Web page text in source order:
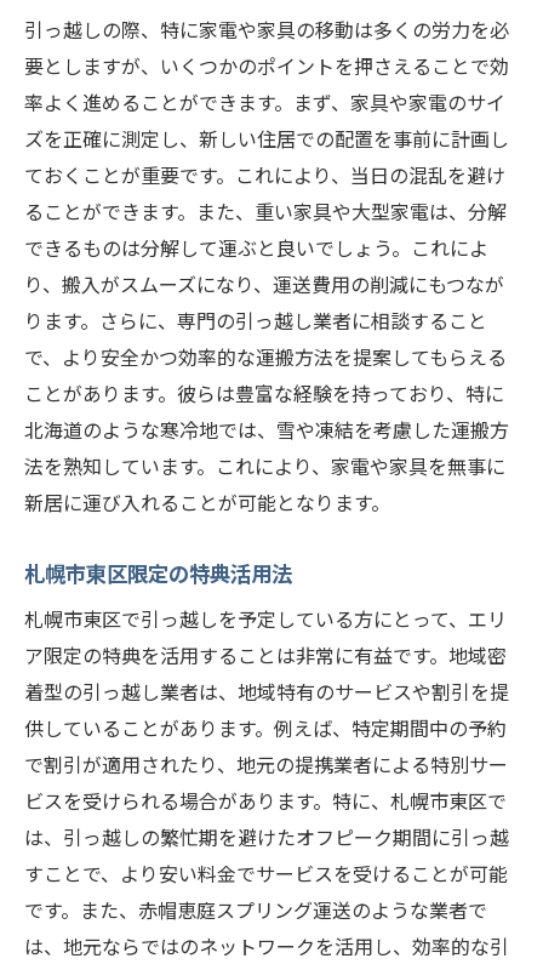
引っ越しの際、特に家電や家具の移動は多くの労力を必
要としますが、いくつかのポイントを押さえることで効
率よく進めることができます。まず、家具や家電のサイ
ズを正確に測定し、新しい住居での配置を事前に計画し
ておくことが重要です。これにより、当日の混乱を避け
ることができます。また、重い家具や大型家電は、分解
できるものは分解して運ぶと良いでしょう。これによ
り、搬入がスムーズになり、運送費用の削減にもつなが
ります。さらに、専門の引っ越し業者に相談すること
で、より安全かつ効率的な運搬方法を提案してもらえる
ことがあります。彼らは豊富な経験を持っており、特に
北海道のような寒冷地では、雪や凍結を考慮した運搬方
法を熟知しています。これにより、家電や家具を無事に
新居に運び入れることが可能となります。
札幌市東区限定の特典活用法
札幌市東区で引っ越しを予定している方にとって、エリ
ア限定の特典を活用することは非常に有益です。地域密
着型の引っ越し業者は、地域特有のサービスや割引を提
供していることがあります。例えば、特定期間中の予約
で割引が適用されたり、地元の提携業者による特別サー
ビスを受けられる場合があります。特に、札幌市東区で
は、引っ越しの繁忙期を避けたオフピーク期間に引っ越
すことで、より安い料金でサービスを受けることが可能
です。また、赤帽恵庭スプリング運送のような業者で
は、地元ならではのネットワークを活用し、効率的な引